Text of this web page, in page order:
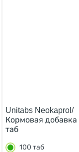
Unitabs Neokaprol/
Кормовая
таб
100 таб